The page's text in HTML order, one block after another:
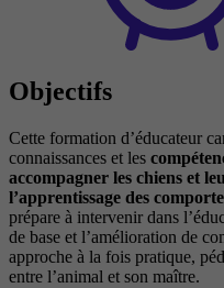
Objectifs
Cette formation d’éducateur
connaissances et les
accompagner les chiens et
l’apprentissage des
prépare à intervenir dans
de base et l’amélioration de
approche à la fois pratique,
entre l’animal et son maître.